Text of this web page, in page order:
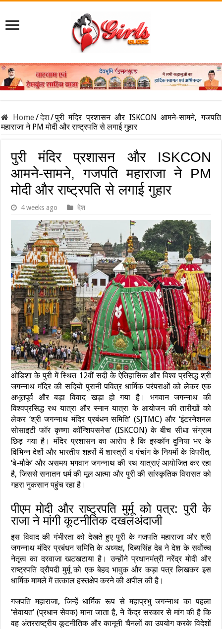
Home/देश/पुरी मंदिर प्रशासन और ISKCON आमने-सामने, गजपति
महाराजा ने PM मोदी और राष्ट्रपति से लगाई गुहार
पुरी मंदिर प्रशासन और ISKCON
आमने-सामने, गजपति महाराजा ने PM
मोदी और राष्ट्रपति से लगाई गुहार
4 weeks ago देश
ओडिशा के पुरी में स्थित 12वीं सदी के ऐतिहासिक और विश्व प्रसिद्ध श्री
जगन्नाथ मंदिर की सदियों पुरानी पवित्र धार्मिक परंपराओं को लेकर एक
अभूतपूर्व और बड़ा विवाद खड़ा हो गया है। भगवान जगन्नाथ की
विश्वप्रसिद्ध रथ यात्रा और स्नान यात्रा के आयोजन की तारीखों को
लेकर ‘श्री जगन्नाथ मंदिर प्रबंधन समिति’ (SJTMC) और ‘इंटरनेशनल
सोसाइटी फॉर कृष्णा कॉन्शियसनेस’ (ISKCON) के बीच सीधा संग्राम
छिड़ गया है। मंदिर प्रशासन का आरोप है कि इस्कॉन दुनिया भर के
विभिन्न देशों और भारतीय शहरों में शास्त्रों व पंचांग के नियमों के विपरीत,
‘बे-मौके’ और असमय भगवान जगन्नाथ की रथ यात्राएं आयोजित कर रहा
है, जिससे सनातन धर्म की मूल आत्मा और पुरी की सांस्कृतिक विरासत को
गहरा नुकसान पहुंच रहा है।
पीएम मोदी और राष्ट्रपति मुर्मू को पत्र: पुरी के
राजा ने मांगी कूटनीतिक दखलअंदाजी
इस विवाद की गंभीरता को देखते हुए पुरी के गजपति महाराजा और श्री
जगन्नाथ मंदिर प्रबंधन समिति के अध्यक्ष, दिब्यसिंह देब ने देश के सर्वोच्च
नेतृत्व का दरवाजा खटखटाया है। उन्होंने प्रधानमंत्री नरेंद्र मोदी और
राष्ट्रपति द्रौपदी मुर्मू को एक बेहद भावुक और कड़ा पत्र लिखकर इस
धार्मिक मामले में तत्काल हस्तक्षेप करने की अपील की है।
गजपति महाराजा, जिन्हें धार्मिक रूप से महाप्रभु जगन्नाथ का पहला
‘सेवायत’ (प्रधान सेवक) माना जाता है, ने केंद्र सरकार से मांग की है कि
वह अंतरराष्ट्रीय कूटनीतिक और कानूनी चैनलों का उपयोग करके विदेशों